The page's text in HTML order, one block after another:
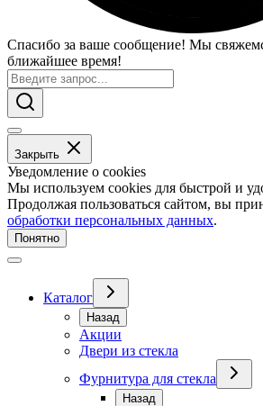
Спасибо за ваше сообщение! Мы
ближайшее время!
Закрыть
Уведомление о cookies
Мы используем cookies для быстрой и
Продолжая пользоваться сайтом, вы
обработки персональных данных.
Понятно
Каталог
Назад
Акции
Двери из стекла
Фурнитура для стекла
Назад